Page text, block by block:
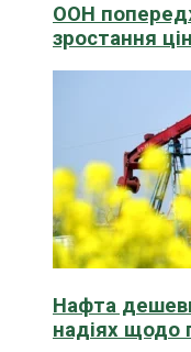
ООН
зростання
Нафта
надіях щодо